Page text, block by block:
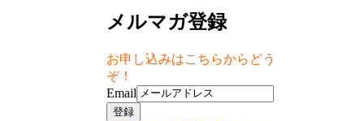
メルマガ登録
お申し込みはこちらからどう
ぞ！
Email